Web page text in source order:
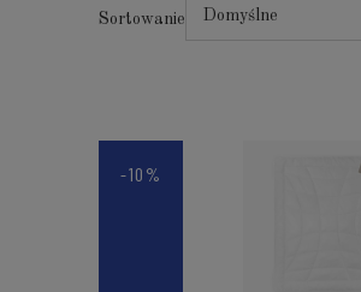
Sortowanie Domyślne
-10%